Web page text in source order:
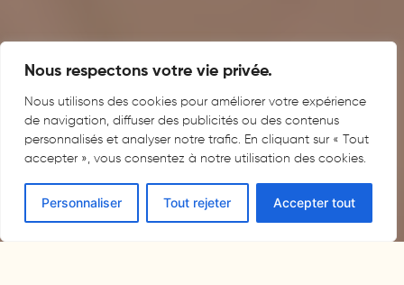
Nous respectons votre vie privée.
Nous utilisons des cookies pour améliorer votre expérience
de navigation, diffuser des publicités ou des contenus
personnalisés et analyser notre trafic. En cliquant sur « Tout
accepter », vous consentez à notre utilisation des cookies.
Personnaliser Tout rejeter Accepter tout
RÉSERVER UNE CHAMBRE